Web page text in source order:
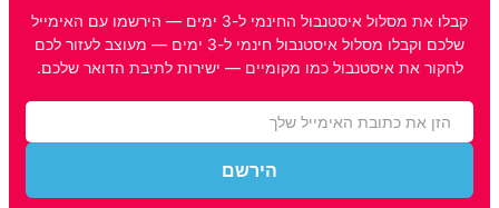
קבלו את מסלול איסטנבול החינמי ל-3 ימים — הירשמו עם האימייל
שלכם וקבלו מסלול איסטנבול חינמי ל-3 ימים — מעוצב לעזור לכם
לחקור את איסטנבול כמו מקומיים — ישירות לתיבת הדואר שלכם.
הירשם